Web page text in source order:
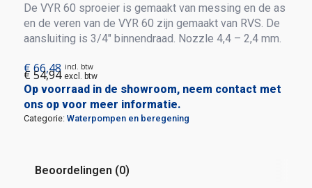
De VYR 60 sproeier is gemaakt van messing en de as
en de veren van de VYR 60 zijn gemaakt van RVS. De
aansluiting is 3/4″ binnendraad. Nozzle 4,4 – 2,4 mm.
€66,48 incl. btw
€ 54,94 excl. btw
Op voorraad in de showroom, neem contact met
ons op voor meer informatie.
Categorie: Waterpompen en beregening
Beoordelingen (0)